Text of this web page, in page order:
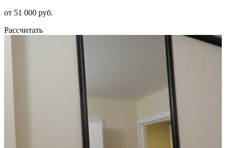
от 51 000 руб.
Рассчитать